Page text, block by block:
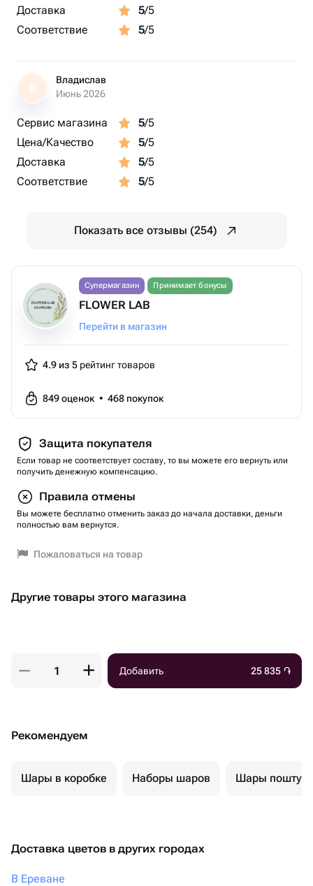
Доставка 5/5
Соответствие
5/5
В
Владислав
Июнь 2026
Сервис магазина 5/5
Цена/Качество
5/5
Доставка
5/5
Соответствие
5/5
Показать все отзывы (254)
Супермагазин Принимает бонусы
FLOWER LAB
Перейти в магазин
4.9 из 5 рейтинг товаров
849оценок • 468 покупок
Защита покупателя
Если товар не соответствует составу, то вы можете его вернуть или
получить денежную компенсацию.
Правила отмены
Вы можете бесплатно отменить заказ до начала доставки, деньги
полностью вам вернутся.
Пожаловаться на товар
Другие товары этого магазина
Добавить 25 835 ֏
Рекомендуем
Шары в коробке Наборы шаров Шары
Доставка цветов в других городах
В Ереване